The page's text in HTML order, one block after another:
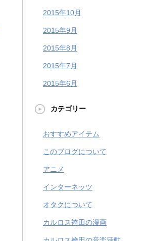
2015年10月
2015年9月
2015年8月
2015年7月
2015年6月
カテゴリー
おすすめアイテム
このブログについて
アニメ
インターネッツ
オタクについて
カルロス袴田の漫画